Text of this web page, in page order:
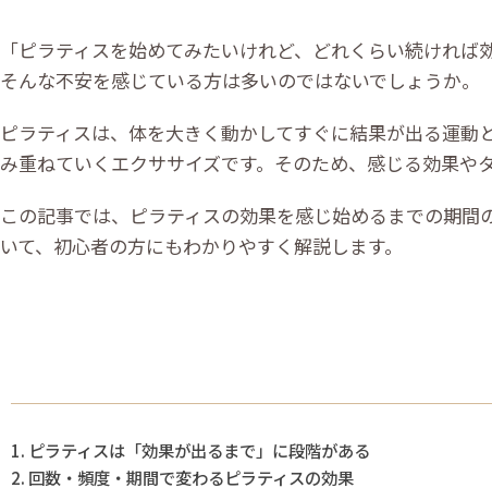
「ピラティスを始めてみたいけれど、どれくらい続ければ
そんな不安を感じている方は多いのではないでしょうか。
ピラティスは、体を大きく動かしてすぐに結果が出る運
み重ねていくエクササイズです。そのため、感じる効果や
この記事では、ピラティスの効果を感じ始めるまでの期
いて、初心者の方にもわかりやすく解説します。
ピラティスは「効果が出るまで」に段階がある
回数・頻度・期間で変わるピラティスの効果